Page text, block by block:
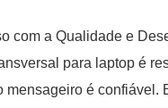
com a Qualidade e
para laptop é
mensageiro é confiável.